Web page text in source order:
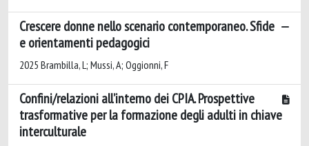
Crescere donne nello scenario contemporaneo. Sfide
e orientamenti pedagogici
2025 Brambilla, L; Mussi, A; Oggionni, F
Confini/relazioni all’interno dei CPIA. Prospettive
trasformative per la formazione degli adulti in chiave
interculturale